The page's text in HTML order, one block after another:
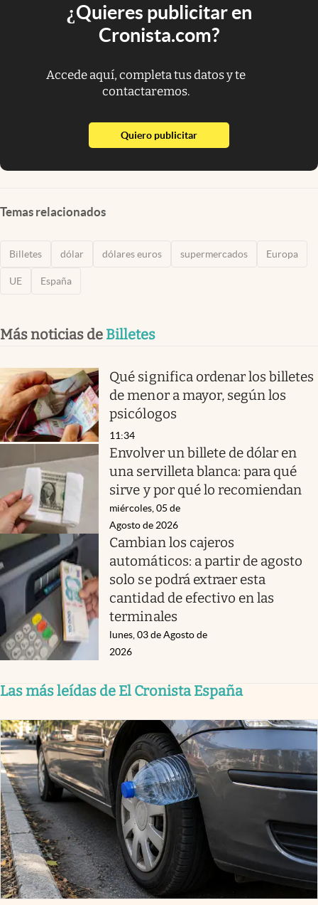
¿Quieres publicitar en
Cronista.com?
Accede aquí, completa tus datos y te
contactaremos.
Quiero publicitarabre en nueva pestaña
Temas relacionados
Billetes dólar dólares euros supermercados Europa
UE España
Más noticias de Billetes
Qué significa ordenar los billetes
de menor a mayor, según los
psicólogos
11:34
Envolver un billete de dólar en
una servilleta blanca: para qué
sirve y por qué lo recomiendan
miércoles, 05 de
Agosto de 2026
Cambian los cajeros
automáticos: a partir de agosto
solo se podrá extraer esta
cantidad de efectivo en las
terminales
lunes, 03 de Agosto de
2026
Las más leídas de El Cronista España